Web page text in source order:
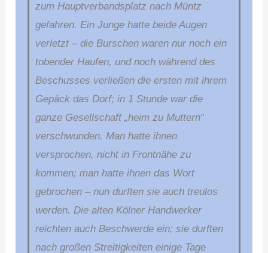
zum Hauptverbandsplatz nach Müntz
gefahren. Ein Junge hatte beide Augen
verletzt – die Burschen waren nur noch ein
tobender Haufen, und noch während des
Beschusses verließen die ersten mit ihrem
Gepäck das Dorf; in 1 Stunde war die
ganze Gesellschaft „heim zu Muttern“
verschwunden. Man hatte ihnen
versprochen, nicht in Frontnähe zu
kommen; man hatte ihnen das Wort
gebrochen – nun durften sie auch treulos
werden. Die alten Kölner Handwerker
reichten auch Beschwerde ein; sie durften
nach großen Streitigkeiten einige Tage